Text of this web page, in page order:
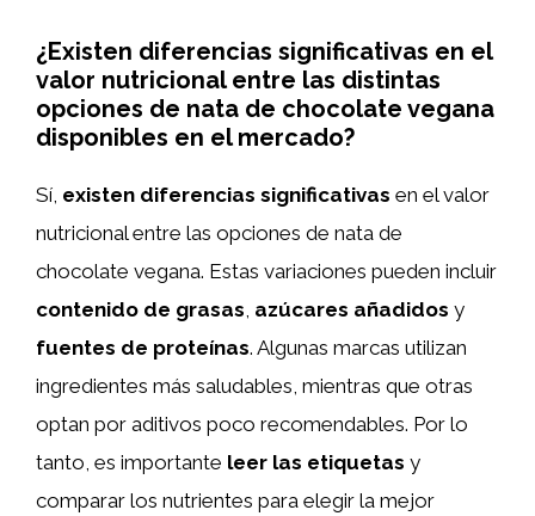
¿Existen diferencias significativas en el
valor nutricional entre las distintas
opciones de nata de chocolate vegana
disponibles en el mercado?
Sí, existen diferencias significativas en el valor
nutricional entre las opciones de nata de
chocolate vegana. Estas variaciones pueden incluir
contenido de grasas azúcares añadidos y
fuentes de proteínas. Algunas marcas utilizan
ingredientes más saludables, mientras que otras
optan por aditivos poco recomendables. Por lo
tanto, es importante leer las etiquetas y
comparar los nutrientes para elegir la mejor